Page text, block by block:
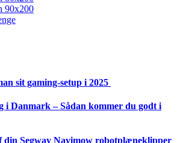
90x200
sit gaming-setup i 2025
i Danmark – Sådan kommer du godt i
din Segway Navimow robotplæneklipper